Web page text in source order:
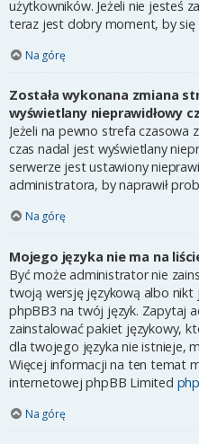
użytkowników. Jeżeli nie jesteś
teraz jest dobry moment, by się
Na górę
Została wykonana zmiana
wyświetlany nieprawidłowy
Jeżeli na pewno strefa czasowa
czas nadal jest wyświetlany
serwerze jest ustawiony
administratora, by naprawił
Na górę
Mojego języka nie ma na
Być może administrator nie
twoją wersję językową albo nikt
phpBB3 na twój język. Zapytaj
zainstalować pakiet językowy,
dla twojego języka nie istnieje,
Więcej informacji na ten temat
internetowej phpBB Limited
Na górę